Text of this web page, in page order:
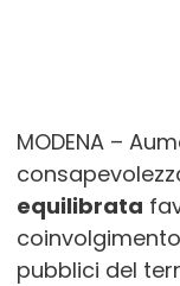
MODENA –
equilibrata
pubblici del